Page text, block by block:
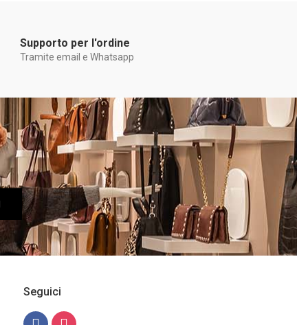
Supporto per l'ordine
Tramite email e Whatsapp
Seguici